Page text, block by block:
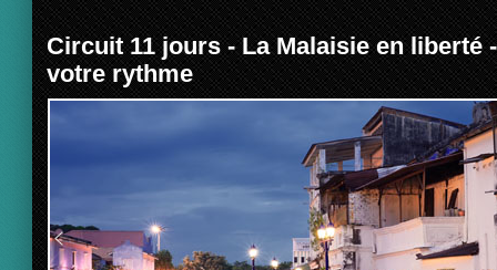
Circuit 11 jours - La Malaisie en liberté
votre rythme